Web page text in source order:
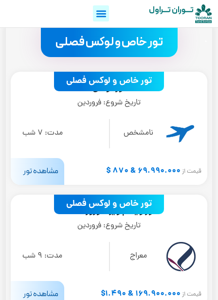
تـــوران تـــراول
تور خاص و لوکس فصلی
تور خاص و لوکس فصلی
تور تونس
تاریخ شروع: فروردین
نامشخص مدت: 7 شب
قیمت از 69.990.000 & 870 $ مشاهده تور
تور خاص و لوکس فصلی
تور ویتنام ویژه نوروز 1405
تاریخ شروع: فروردین
معراج مدت: 9 شب
قیمت از 169.900.000 & 1.490$ مشاهده تور